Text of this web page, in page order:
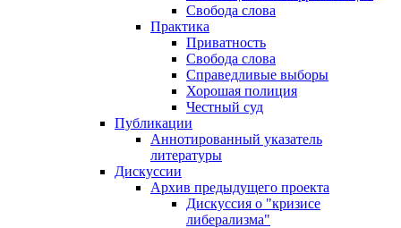
Свобода слова
Практика
Приватность
Свобода слова
Справедливые выборы
Хорошая полиция
Честный суд
Публикации
Аннотированный указатель
литературы
Дискуссии
Архив предыдущего проекта
Дискуссия о "кризисе
либерализма"